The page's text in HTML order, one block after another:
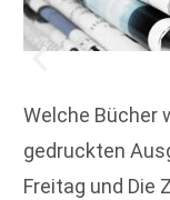
Welche Bücher
gedruckten
Freitag und Die